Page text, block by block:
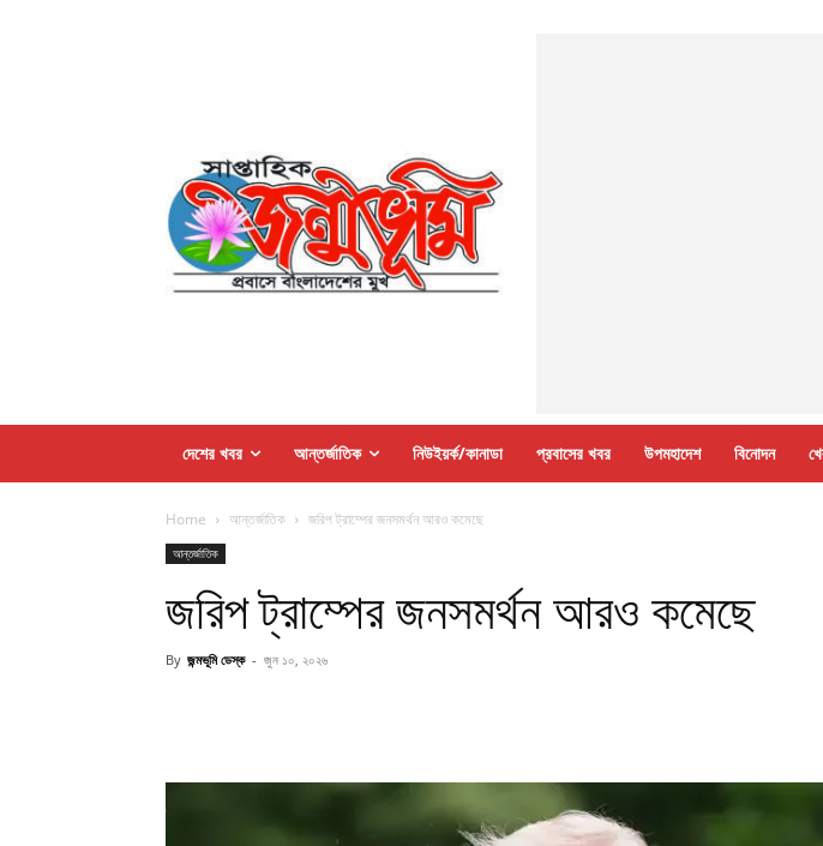
দেশের খবর আন্তর্জাতিক নিউইয়র্ক/কানাডা প্রবাসের খবর উপমহাদেশ বিনোদন
Home আন্তর্জাতিক জরিপ ট্রাম্পের জনসমর্থন আরও কমেছে
আন্তর্জাতিক
জরিপ ট্রাম্পের জনসমর্থন আরও কমেছে
By জন্মভূমি ডেস্ক - জুন ১০, ২০২৬